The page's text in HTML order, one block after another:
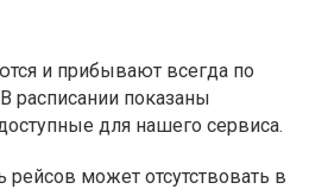
и прибывают всегда по
расписании показаны
для нашего сервиса.
рейсов может отсутствовать в